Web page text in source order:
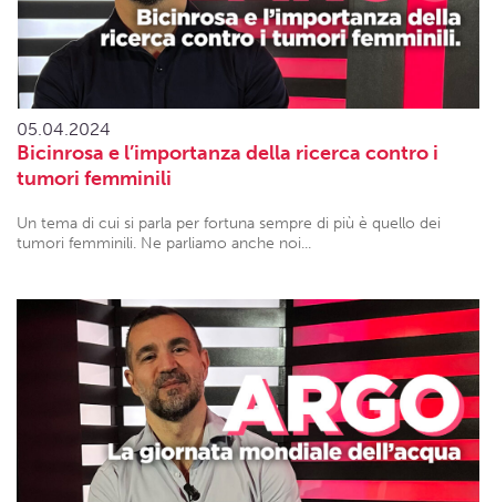
05.04.2024
Bicinrosa e l’importanza della ricerca contro i
tumori femminili
Un tema di cui si parla per fortuna sempre di più è quello dei
tumori femminili. Ne parliamo anche noi...